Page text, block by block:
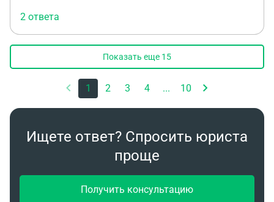
мой адрес?
2 ответа
Показать еще 15
1 2 3 4 ... 10
Ищете ответ? Спросить юриста
проще
Получить консультацию